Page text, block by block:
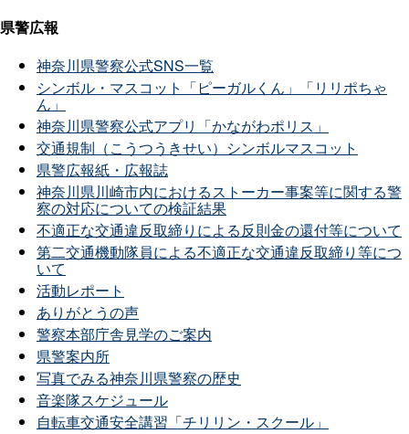
県警広報
神奈川県警察公式SNS一覧
シンボル・マスコット「ピーガルくん」「リリポちゃ
ん」
神奈川県警察公式アプリ「かながわポリス」
交通規制（こうつうきせい）シンボルマスコット
県警広報紙・広報誌
神奈川県川崎市内におけるストーカー事案等に関する警
察の対応についての検証結果
不適正な交通違反取締りによる反則金の還付等について
第二交通機動隊員による不適正な交通違反取締り等につ
いて
活動レポート
ありがとうの声
警察本部庁舎見学のご案内
県警案内所
写真でみる神奈川県警察の歴史
音楽隊スケジュール
自転車交通安全講習「チリリン・スクール」